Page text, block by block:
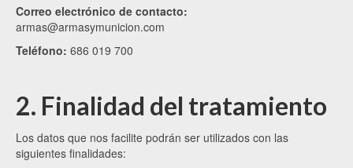
Correo electrónico de contacto:
armas@armasymunicion.com
Teléfono: 686 019 700
2. Finalidad del tratamiento
Los datos que nos facilite podrán ser utilizados con las
siguientes finalidades: